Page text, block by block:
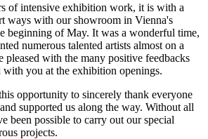
of intensive exhibition work, it is with a
ways with our showroom in Vienna's
beginning of May. It was a wonderful time,
numerous talented artists almost on a
pleased with the many positive feedbacks
with you at the exhibition openings.
opportunity to sincerely thank everyone
supported us along the way. Without all
been possible to carry out our special
projects.